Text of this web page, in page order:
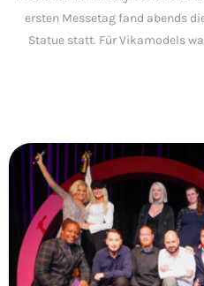
ersten Messetag fand abends
Statue statt. Für Vikamodels